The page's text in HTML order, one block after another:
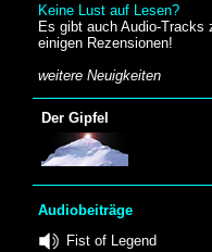
Keine Lust auf Lesen?
Es gibt auch Audio-Tracks
einigen Rezensionen!
weitere Neuigkeiten
Der Gipfel
Audiobeiträge
Fist of Legend